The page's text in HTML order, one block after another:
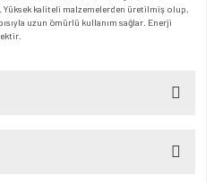
Yüksek kaliteli malzemelerden üretilmiş olup,
uzun ömürlü kullanım sağlar. Enerji